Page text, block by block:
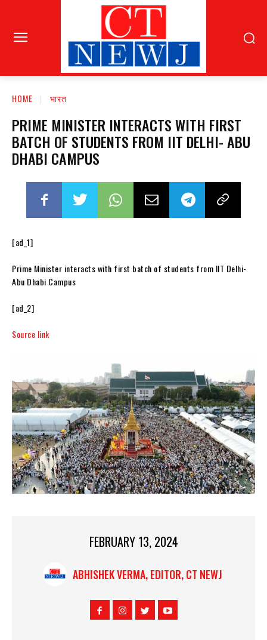
HOME भारत
PRIME MINISTER INTERACTS WITH FIRST
BATCH OF STUDENTS FROM IIT DELHI- ABU
DHABI CAMPUS
[ad_1]
Prime Minister interacts with first batch of students from IIT Delhi-
Abu Dhabi Campus
[ad_2]
Source link
FEBRUARY 13, 2024
ABHISHEK VERMA, EDITOR, CT NEWJ